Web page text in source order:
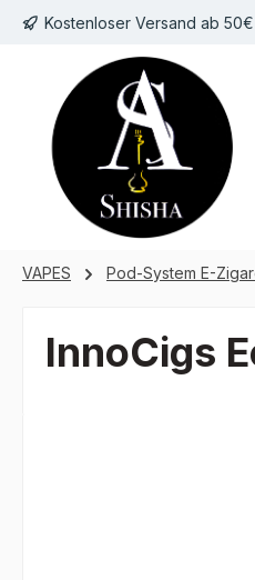
Hauptinhalt springen
Zur Suche springen
Zur Hauptnavigation
Kostenloser Versand ab 50€
VAPES Pod-System E-
InnoCigs